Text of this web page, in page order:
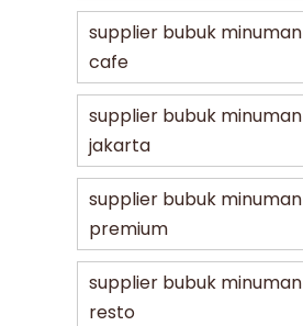
supplier bubuk minuman
cafe
supplier bubuk minuman
jakarta
supplier bubuk minuman
premium
supplier bubuk minuman
resto